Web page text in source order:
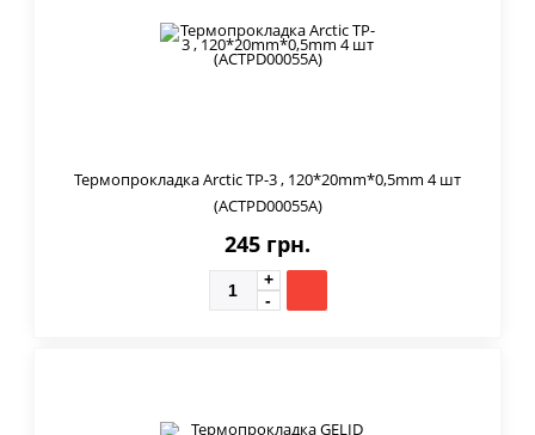
Термопрокладка Arctic TP-3 , 120*20mm*0,5mm 4 шт
(ACTPD00055A)
245 грн.